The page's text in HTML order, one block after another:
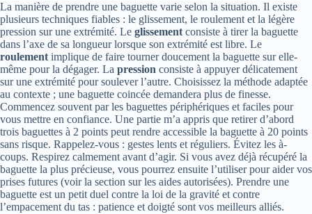
La manière de prendre une baguette varie selon la situation. Il existe
plusieurs techniques fiables : le glissement, le roulement et la légère
pression sur une extrémité. Le glissement consiste à tirer la baguette
dans l’axe de sa longueur lorsque son extrémité est libre. Le
roulement implique de faire tourner doucement la baguette sur elle-
même pour la dégager. La pression consiste à appuyer délicatement
sur une extrémité pour soulever l’autre. Choisissez la méthode adaptée
au contexte ; une baguette coincée demandera plus de finesse.
Commencez souvent par les baguettes périphériques et faciles pour
vous mettre en confiance. Une partie m’a appris que retirer d’abord
trois baguettes à 2 points peut rendre accessible la baguette à 20 points
sans risque. Rappelez-vous : gestes lents et réguliers. Évitez les à-
coups. Respirez calmement avant d’agir. Si vous avez déjà récupéré la
baguette la plus précieuse, vous pourrez ensuite l’utiliser pour aider vos
prises futures (voir la section sur les aides autorisées). Prendre une
baguette est un petit duel contre la loi de la gravité et contre
l’empacement du tas : patience et doigté sont vos meilleurs alliés.